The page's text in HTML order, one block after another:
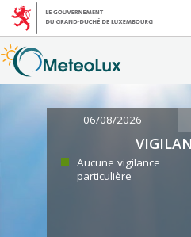
06/08/2026
Aucune vigilance
particulière